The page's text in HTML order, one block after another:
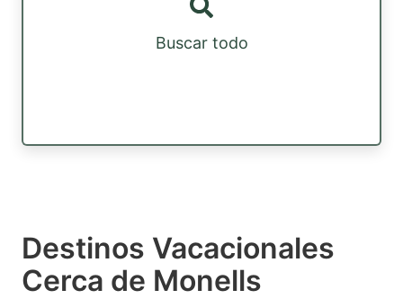
Buscar todo
Destinos Vacacionales
Cerca de Monells